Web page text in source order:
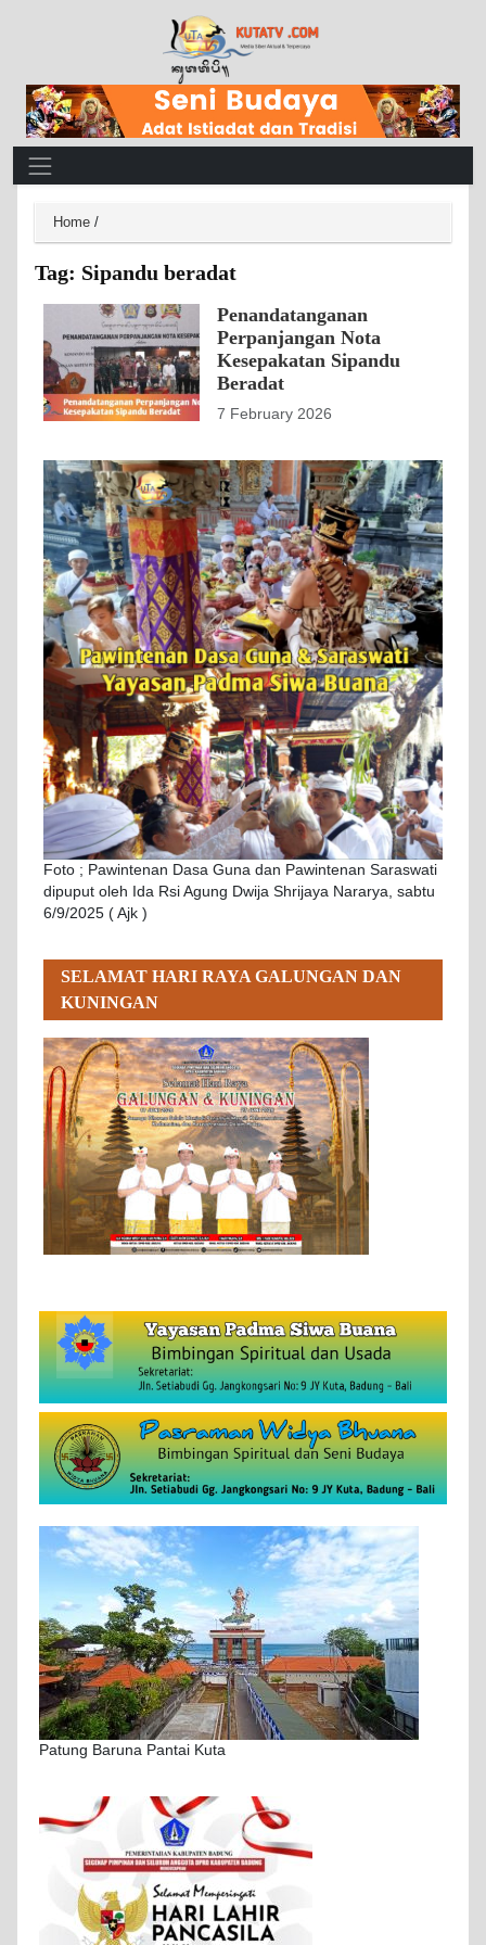
Main Navigation
Home /
Tag: Sipandu beradat
Penandatanganan
Perpanjangan Nota
Kesepakatan Sipandu
Beradat
7 February 2026
Foto ; Pawintenan Dasa Guna dan Pawintenan Saraswati
dipuput oleh Ida Rsi Agung Dwija Shrijaya Nararya, sabtu
6/9/2025 ( Ajk )
SELAMAT HARI RAYA GALUNGAN DAN
KUNINGAN
Patung Baruna Pantai Kuta